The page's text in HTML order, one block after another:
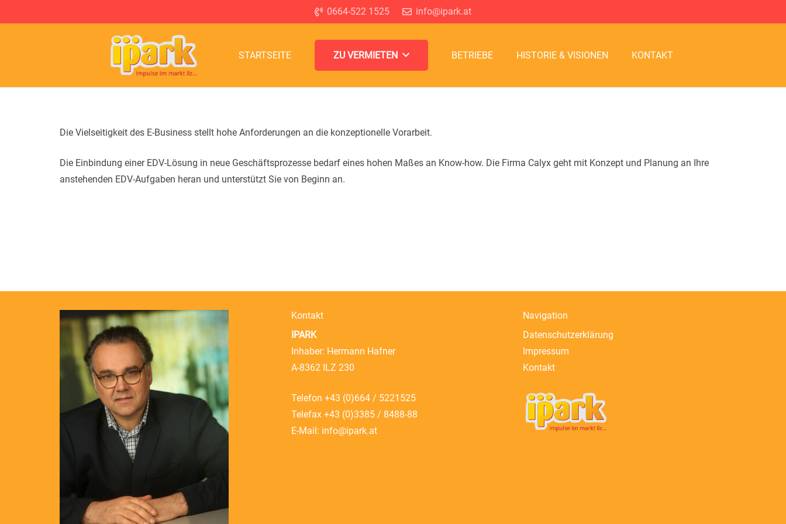
0664-522 1525 info@ipark.at
STARTSEITE ZU VERMIETEN BETRIEBE HISTORIE & VISIONEN KONTAKT
Die Vielseitigkeit des E-Business stellt hohe Anforderungen an die konzeptionelle Vorarbeit.
Die Einbindung einer EDV-Lösung in neue Geschäftsprozesse bedarf eines hohen Maßes an Know-how. Die Firma Calyx geht mit Konzept und Planung an Ihre
anstehenden EDV-Aufgaben heran und unterstützt Sie von Beginn an.
Kontakt
IPARK
Inhaber: Hermann Hafner
A-8362 ILZ 230
Telefon +43 (0)664 / 5221525
Telefax +43 (0)3385 / 8488-88
E-Mail: info@ipark.at
Navigation
Datenschutzerklärung
Impressum
Kontakt